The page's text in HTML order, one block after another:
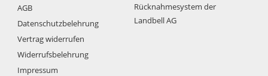
AGB
Datenschutzbelehrung
Vertrag widerrufen
Widerrufsbelehrung
Impressum
Rücknahmesystem der
Landbell AG